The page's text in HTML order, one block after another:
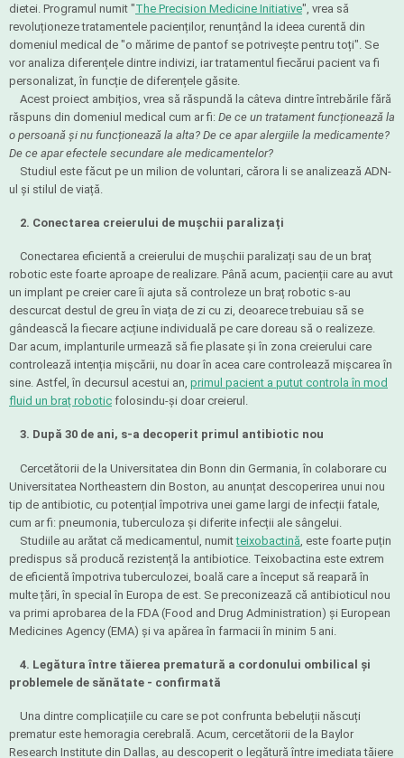
dietei. Programul numit "The Precision Medicine Initiative", vrea să
revoluționeze tratamentele pacienților, renunțând la ideea curentă din
domeniul medical de "o mărime de pantof se potrivește pentru toți". Se
vor analiza diferențele dintre indivizi, iar tratamentul fiecărui pacient va fi
personalizat, în funcție de diferențele găsite.
Acest proiect ambițios, vrea să răspundă la câteva dintre întrebările fără
răspuns din domeniul medical cum ar fi: De ce un tratament funcționează la
o persoană și nu funcționează la alta? De ce apar alergiile la medicamente?
De ce apar efectele secundare ale medicamentelor?
Studiul este făcut pe un milion de voluntari, cărora li se analizează ADN-
ul și stilul de viață.
2. Conectarea creierului de mușchii paralizați
Conectarea eficientă a creierului de mușchii paralizați sau de un braț
robotic este foarte aproape de realizare. Până acum, pacienții care au avut
un implant pe creier care îi ajuta să controleze un braț robotic s-au
descurcat destul de greu în viața de zi cu zi, deoarece trebuiau să se
gândească la fiecare acțiune individuală pe care doreau să o realizeze.
Dar acum, implanturile urmează să fie plasate și în zona creierului care
controlează intenția mișcării, nu doar în acea care controlează mișcarea în
sine. Astfel, în decursul acestui an, primul pacient a putut controla în mod
fluid un braț robotic folosindu-și doar creierul.
3. După 30 de ani, s-a decoperit primul antibiotic nou
Cercetătorii de la Universitatea din Bonn din Germania, în colaborare cu
Universitatea Northeastern din Boston, au anunțat descoperirea unui nou
tip de antibiotic, cu potențial împotriva unei game largi de infecții fatale,
cum ar fi: pneumonia, tuberculoza și diferite infecții ale sângelui.
Studiile au arătat că medicamentul, numitteixobactină , este foarte puțin
predispus să producă rezistență la antibiotice. Teixobactina este extrem
de eficientă împotriva tuberculozei, boală care a început să reapară în
multe țări, în special în Europa de est. Se preconizează că antibioticul nou
va primi aprobarea de la FDA (Food and Drug Administration) și European
Medicines Agency (EMA) și va apărea în farmacii în minim 5 ani.
4. Legătura între tăierea prematură a cordonului ombilical și
problemele de sănătate - confirmată
Una dintre complicațiile cu care se pot confrunta bebeluții născuți
prematur este hemoragia cerebrală. Acum, cercetătorii de la Baylor
Research Institute din Dallas, au descoperit o legătură între imediata tăiere